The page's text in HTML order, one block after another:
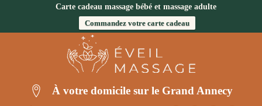
Carte cadeau massage bébé et massage adulte
Commandez votre carte cadeau
À votre domicile sur le Grand Annecy